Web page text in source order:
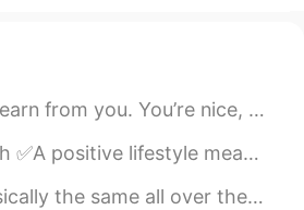
起
美
nice, they are nice. You’re nasty, they are too. You’re hap...
means a positive attitude and taking positive action. ✅...
the world. Everybody wants the same things; to be happy, t...